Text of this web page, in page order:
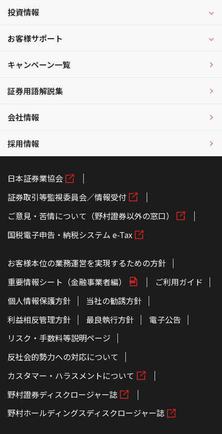
投資情報
お客様サポート
キャンペーン一覧
証券用語解説集
会社情報
採用情報
日本証券業協会
証券取引等監視委員会／情報受付
ご意見・苦情について（野村證券以外の窓口）
国税電子申告・納税システム e-Tax
お客様本位の業務運営を実現するための方針
重要情報シート（金融事業者編）
ご利用ガイド
個人情報保護方針
当社の勧誘方針
利益相反管理方針
最良執行方針
電子公告
リスク・手数料等説明ページ
反社会的勢力への対応について
カスタマー・ハラスメントについて
野村證券ディスクロージャー誌
野村ホールディングスディスクロージャー誌